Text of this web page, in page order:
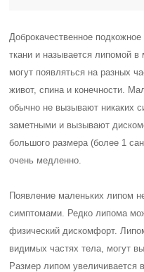
Доброкачественное
ткани и называется липомой
могут появляться на разных
живот, спина и конечности.
обычно не вызывают никаких
заметными и вызывают
большого размера (более 1
очень медленно.
Появление маленьких липом
симптомами. Редко липома
физический дискомфорт.
видимых частях тела, могут
Размер липом увеличивается